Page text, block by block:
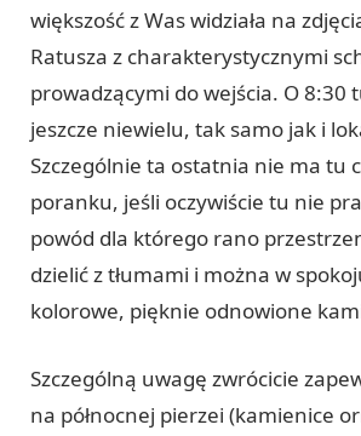
większość z Was widziała na
Ratusza z charakterystycznymi
prowadzącymi do wejścia. O 8:30
jeszcze niewielu, tak samo jak i
Szczególnie ta ostatnia nie ma tu
poranku, jeśli oczywiście tu nie
powód dla którego rano
dzielić z tłumami i można w
kolorowe, pięknie odnowione
Szczególną uwagę zwrócicie
na północnej pierzei (kamienice